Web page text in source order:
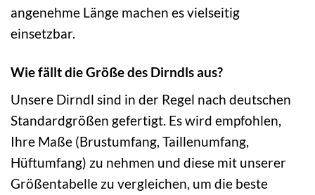
angenehme Länge machen es vielseitig
einsetzbar.
Wie fällt die Größe des Dirndls aus?
Unsere Dirndl sind in der Regel nach deutschen
Standardgrößen gefertigt. Es wird empfohlen,
Ihre Maße (Brustumfang, Taillenumfang,
Hüftumfang) zu nehmen und diese mit unserer
Größentabelle zu vergleichen, um die beste